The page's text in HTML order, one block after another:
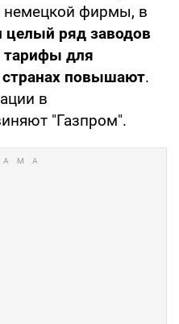
немецкой фирмы, в
целый ряд заводов
тарифы для
странах повышают.
в
"Газпром".